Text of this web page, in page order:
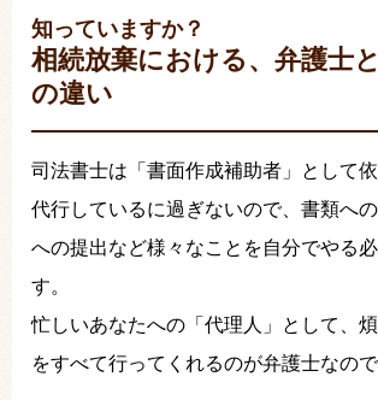
知っていますか？
相続放棄における、弁護士
の違い
司法書士は「書面作成補助者」として
代行しているに過ぎないので、書類へ
への提出など様々なことを自分でやる
す。
忙しいあなたへの「代理人」として、
をすべて行ってくれるのが弁護士なので